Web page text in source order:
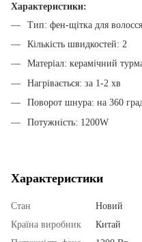
Характеристики:
Тип: фен-щітка для волосся
Кількість швидкостей: 2
Матеріал: керамічний
Нагрівається: за 1-2 хв
Поворот шнура: на 360
Потужність: 1200W
Характеристики
Стан
Новий
Країна виробник
Китай